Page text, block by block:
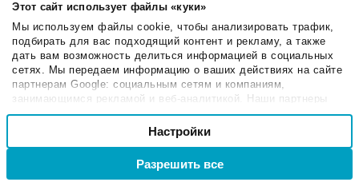
Этот сайт использует файлы «куки»
Мы используем файлы cookie, чтобы анализировать трафик,
подбирать для вас подходящий контент и рекламу, а также
дать вам возможность делиться информацией в социальных
сетях. Мы передаем информацию о ваших действиях на сайте
партнерам Google: социальным сетям и компаниям,
занимающимся рекламой и веб-аналитикой. Наши партнеры
могут комбинировать эти сведения с предоставленной вами
информацией, а также данными, которые они получили при
использовании вами их сервисов.
Выбор
Настроечные
Настройки
Разрешить все
Предпросмотр веб- и мобильной версии письма в